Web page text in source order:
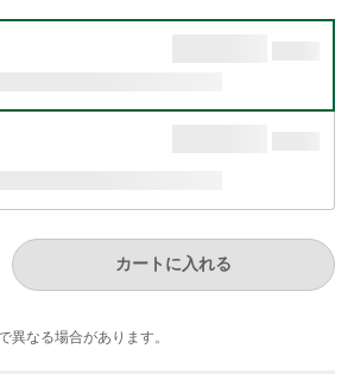
カートに入れる
なる​場合が​あります。